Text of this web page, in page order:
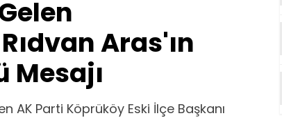
Aras'ın
Mesajı
Parti Köprüköy Eski İlçe Başkanı